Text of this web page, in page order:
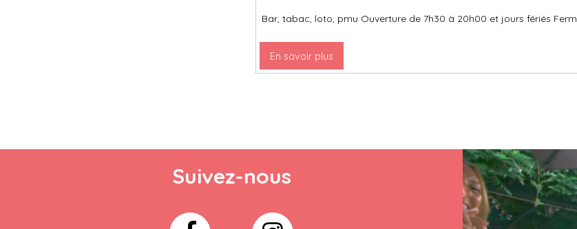
Bar, tabac, loto, pmu Ouverture de 7h30 à 20h00 et jours fériés
En savoir plus
Suivez-nous